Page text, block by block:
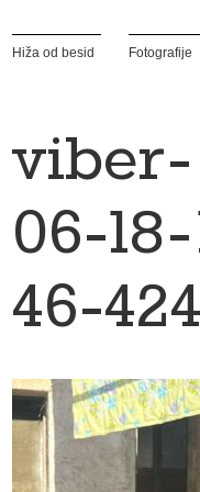
Hiža od besid Fotografije
06-
46-424